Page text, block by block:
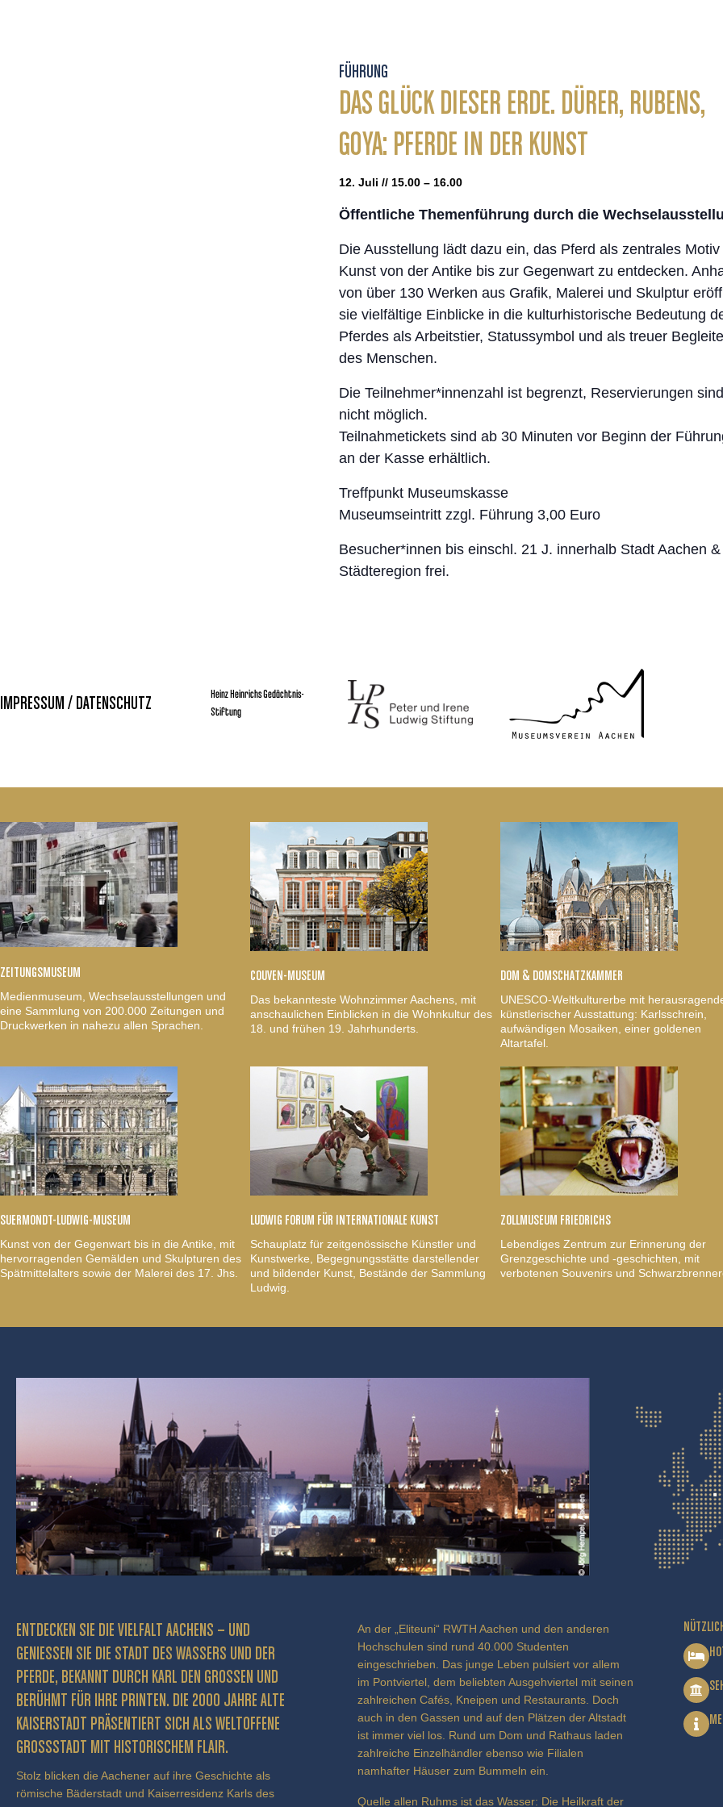
FÜHRUNG
DAS GLÜCK DIESER ERDE. DÜRER, RUBENS,
GOYA: PFERDE IN DER KUNST
12. Juli // 15.00 – 16.00
Öffentliche Themenführung durch die
Die Ausstellung lädt dazu ein, das Pferd als zentrales Motiv
Kunst von der Antike bis zur Gegenwart zu entdecken.
von über 130 Werken aus Grafik, Malerei und Skulptur
sie vielfältige Einblicke in die kulturhistorische Bedeutung
Pferdes als Arbeitstier, Statussymbol und als treuer
des Menschen.
Die Teilnehmer*innenzahl ist begrenzt, Reservierungen sind
nicht möglich.
Teilnahmetickets sind ab 30 Minuten vor Beginn der
an der Kasse erhältlich.
Treffpunkt Museumskasse
Museumseintritt zzgl. Führung 3,00 Euro
Besucher*innen bis einschl. 21 J. innerhalb Stadt Aachen &
Städteregion frei.
IMPRESSUM / DATENSCHUTZ
Heinz Heinrichs Gedächtnis-
Stiftung
ZEITUNGSMUSEUM
Medienmuseum, Wechselausstellungen und
eine Sammlung von 200.000 Zeitungen und
Druckwerken in nahezu allen Sprachen.
COUVEN-MUSEUM
Das bekannteste Wohnzimmer Aachens, mit
anschaulichen Einblicken in die Wohnkultur des
18. und frühen 19. Jahrhunderts.
DOM & DOMSCHATZKAMMER
UNESCO-Weltkulturerbe mit
künstlerischer Ausstattung: Karlsschrein,
aufwändigen Mosaiken, einer goldenen
Altartafel.
SUERMONDT-LUDWIG-MUSEUM
Kunst von der Gegenwart bis in die Antike, mit
hervorragenden Gemälden und Skulpturen des
Spätmittelalters sowie der Malerei des 17. Jhs.
LUDWIG FORUM FÜR INTERNATIONALE KUNST
Schauplatz für zeitgenössische Künstler und
Kunstwerke, Begegnungsstätte darstellender
und bildender Kunst, Bestände der Sammlung
Ludwig.
ZOLLMUSEUM FRIEDRICHS
Lebendiges Zentrum zur Erinnerung der
Grenzgeschichte und -geschichten, mit
verbotenen Souvenirs und
ENTDECKEN SIE DIE VIELFALT AACHENS – UND
GENIESSEN SIE DIE STADT DES WASSERS UND DER P
FERDE, BEKANNT DURCH KARL DEN GROSSEN UND BE
RÜHMT FÜR IHRE PRINTEN. DIE 2000 JAHRE ALTE KA
ISERSTADT PRÄSENTIERT SICH ALS WELTOFFENE GR
OSSSTADT MIT HISTORISCHEM FLAIR.
Stolz blicken die Aachener auf ihre Geschichte als
römische Bäderstadt und Kaiserresidenz Karls des
An der „Eliteuni“ RWTH Aachen und den anderen
Hochschulen sind rund 40.000 Studenten
eingeschrieben. Das junge Leben pulsiert vor allem
im Pontviertel, dem beliebten Ausgehviertel mit seinen
zahlreichen Cafés, Kneipen und Restaurants. Doch
auch in den Gassen und auf den Plätzen der Altstadt
ist immer viel los. Rund um Dom und Rathaus laden
zahlreiche Einzelhändler ebenso wie Filialen
namhafter Häuser zum Bummeln ein.
Quelle allen Ruhms ist das Wasser: Die Heilkraft der